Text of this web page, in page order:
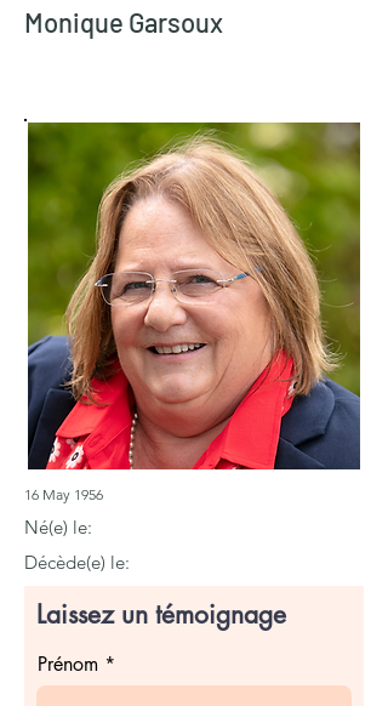
Monique Garsoux
16 May 1956
Né(e) le:
Décède(e) le:
Laissez un témoignage
Prénom